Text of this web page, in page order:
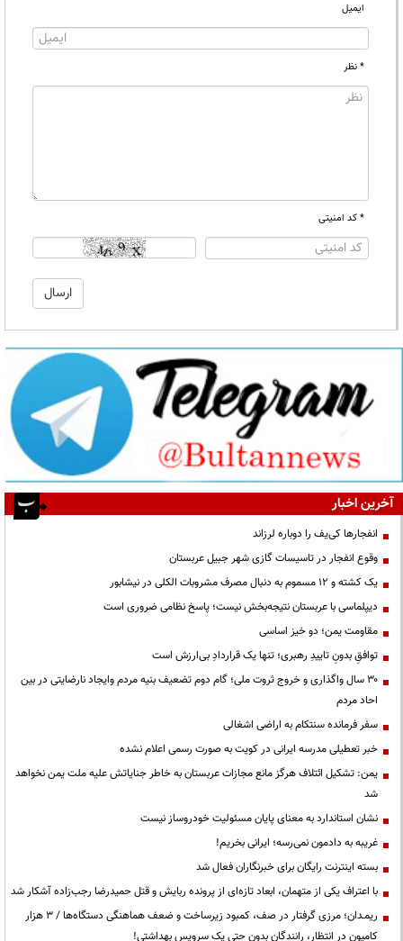
ایمیل
* نظر
* کد امنیتی
آخرین اخبار
انفجارها کی‌یف را دوباره لرزاند
وقوع انفجار در تاسیسات گازی شهر جبیل عربستان
یک کشته و ۱۲ مسموم به دنبال مصرف مشروبات الکلی در نیشابور
دیپلماسی با عربستان نتیجه‌بخش نیست؛ پاسخ نظامی ضروری است
مقاومت یمن؛ دو خیز اساسی
توافقِ بدونِ تاییدِ رهبری؛ تنها یک قراردادِ بی‌ارزش است
۳۰ سال واگذاری و خروج ثروت ملی؛ گام دوم تضعیف بنیه مردم وایجاد نارضایتی در بین
احاد مردم
سفر فرمانده سنتکام به اراضی اشغالی
خبر تعطیلی مدرسه ایرانی در کویت به صورت رسمی اعلام نشده
یمن: تشکیل ائتلاف هرگز مانع مجازات عربستان به خاطر جنایاتش علیه ملت یمن نخواهد
شد
نشان استاندارد به معنای پایان مسئولیت خودروساز نیست
غریبه به دادمون نمی‌رسه؛ ایرانی بخریم!
بسته اینترنت رایگان برای خبرنگاران فعال شد
با اعتراف یکی از متهمان، ابعاد تازه‌ای از پرونده ربایش و قتل حمیدرضا رجب‌زاده آشکار شد
ریمـدان؛ مرزی گرفتار در صف، کمبود زیرساخت و ضعف هماهنگی دستگاه‌ها / ۳ هزار
کامیون در انتظار، رانندگان بدون حتی یک سرویس بهداشتی!